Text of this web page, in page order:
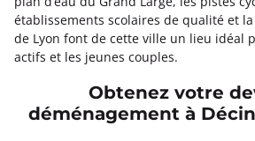
établissements scolaires de qualité et
de Lyon font de cette ville un lieu idéal
actifs et les jeunes couples.
Obtenez votre
déménagement à